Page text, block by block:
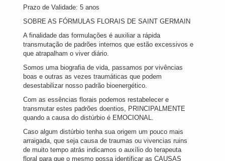
Prazo de Validade: 5 anos
SOBRE AS FÓRMULAS FLORAIS DE SAINT GERMAIN
A finalidade das formulações é auxiliar a rápida
transmutação de padrões internos que estão excessivos e
que atrapalham o viver diário.
Somos uma biografia de vida, passamos por vivências
boas e outras as vezes traumáticas que podem
desestabilizar nosso padrão bioenergético.
Com as essências florais podemos restabelecer e
transmutar estes padrões doentios, PRINCIPALMENTE
quando a causa do distúrbio é EMOCIONAL.
Caso algum distúrbio tenha sua origem um pouco mais
arraigada, que seja causa de traumas ou vivencias ruins
de muito tempo atrás indicamos o auxílio do terapeuta
floral para que o mesmo possa identificar as CAUSAS